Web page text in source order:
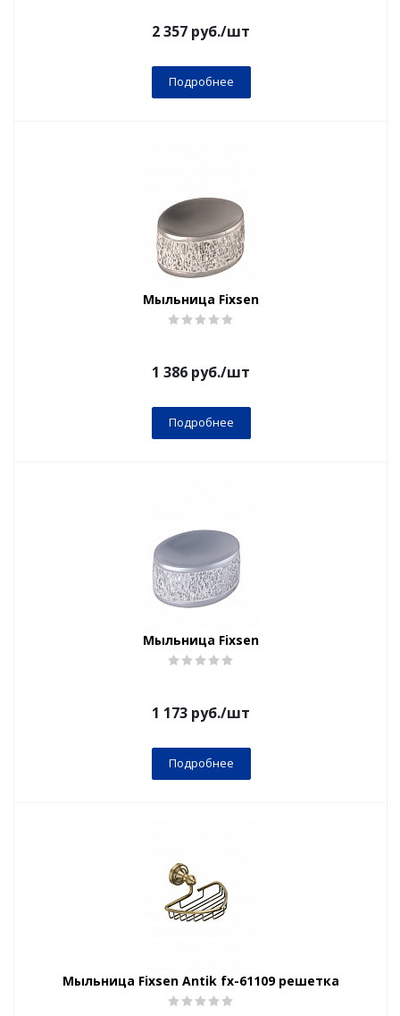
2 357 руб./шт
Подробнее
Мыльница Fixsen
1 386 руб./шт
Подробнее
Мыльница Fixsen
1 173 руб./шт
Подробнее
Мыльница Fixsen Antik fx-61109 решетка